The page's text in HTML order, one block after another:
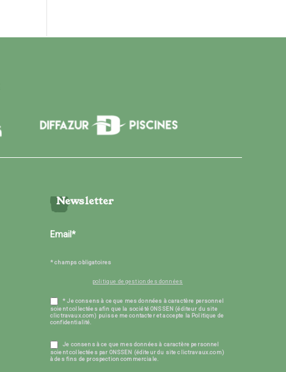
Newsletter
* champs obligatoires
politique de gestion des données
* Je consens à ce que mes données à caractère personnel
soient collectées afin que la société ONSSEN (éditeur du site
clictravaux.com) puisse me contacter et accepte la Politique de
confidentialité.
Je consens à ce que mes données à caractère personnel
soient collectées par ONSSEN (éditeur du site clictravaux.com)
à des fins de prospection commerciale.